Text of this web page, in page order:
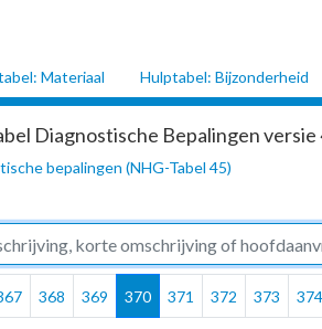
Materiaal Hulptabel: Bijzonderheid
Diagnostische Bepalingen
bepalingen (NHG-Tabel 45)
368 369 370 371 372 373 374